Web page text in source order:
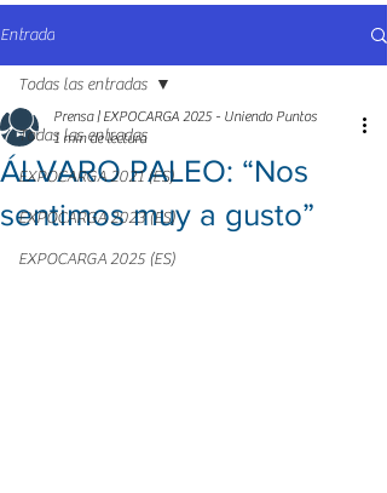
Entrada
Todas las entradas
EXPOCARGA 2021 (ES)
EXPOCARGA 2023 (ES)
EXPOCARGA 2025 (ES)
Todas las entradas
ÁLVARO PALEO: “Nos
sentimos muy a gusto”
Prensa | EXPOCARGA 2025 - Uniendo Puntos
1 min de lectura